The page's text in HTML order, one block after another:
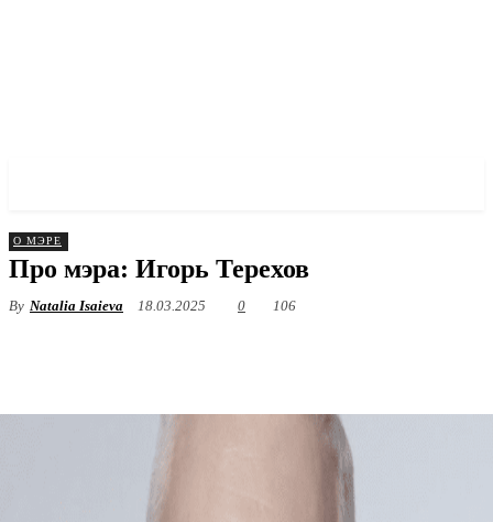
О МЭРЕ
Про мэра: Игорь Терехов
By Natalia Isaieva 18.03.2025 0 106